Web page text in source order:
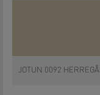
JOTUN 0092